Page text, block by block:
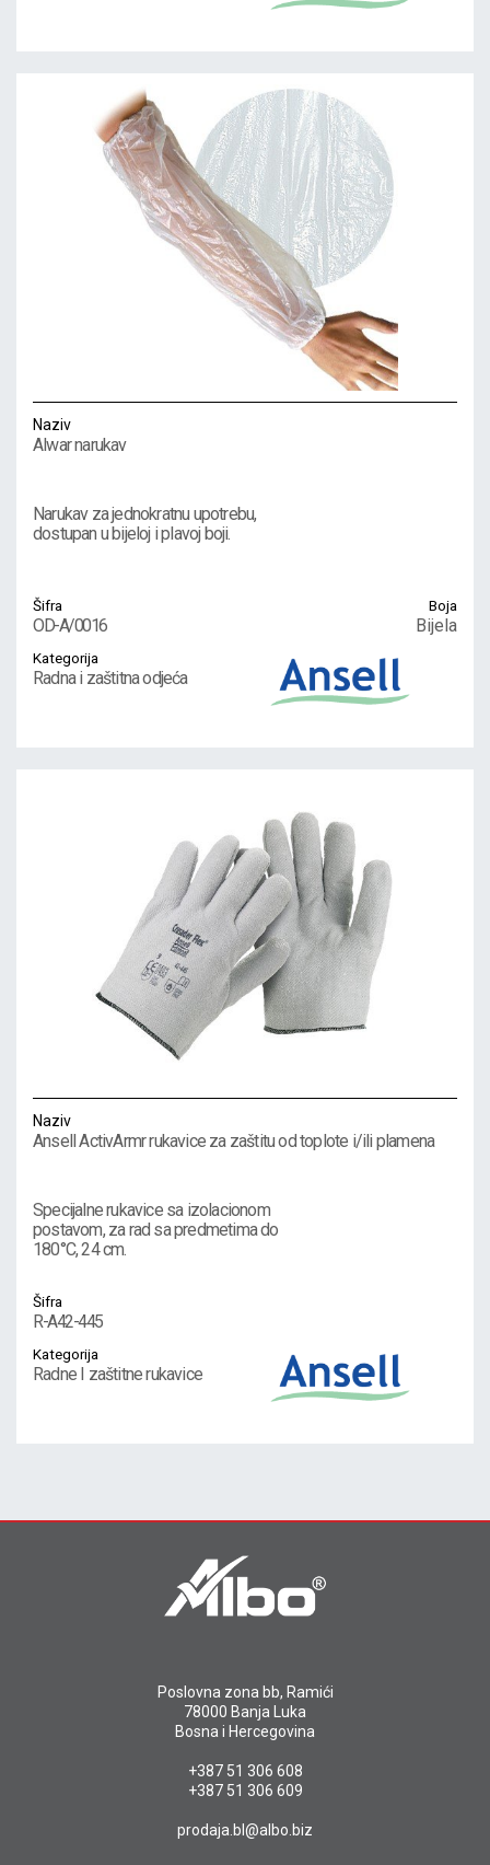
Naziv
Alwar narukav
Narukav za jednokratnu upotrebu,
dostupan u bijeloj i plavoj boji.
Šifra
OD-А/0016
Boja
Bijela
Kategorija
Radna i zaštitna odjeća
Naziv
Ansell ActivArmr rukavice za zaštitu od toplote i/ili plamena
Specijalne rukavice sa izolacionom
postavom, za rad sa predmetima do
180°C, 24 cm.
Šifra
R-A42-445
Kategorija
Radne I zaštitne rukavice
Poslovna zona bb, Ramići
78000 Banja Luka
Bosna i Hercegovina
+387 51 306 608
+387 51 306 609
prodaja.bl@albo.biz